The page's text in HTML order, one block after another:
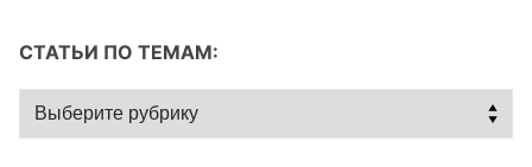
СТАТЬИ ПО ТЕМАМ:
Статьи
по